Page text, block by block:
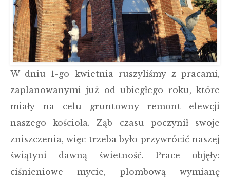
W dniu 1-go kwietnia ruszyliśmy z pracami,
zaplanowanymi już od ubiegłego roku, które
miały na celu gruntowny remont elewcji
naszego kościoła. Ząb czasu poczynił swoje
zniszczenia, więc trzeba było przywrócić naszej
świątyni dawną świetność. Prace objęły:
ciśnieniowe mycie, plombową wymianę